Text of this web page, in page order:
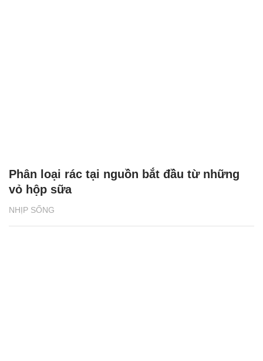
NHỊP SỐNG
Phân loại rác tại nguồn bắt đầu từ những
vỏ hộp sữa